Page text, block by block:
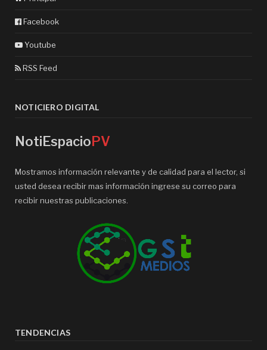
Facebook
Youtube
RSS Feed
NOTICIERO DIGITAL
NotiEspacioPV
Mostramos información relevante y de calidad para el lector, si
usted desea recibir mas información ingrese su correo para
recibir nuestras publicaciones.
TENDENCIAS